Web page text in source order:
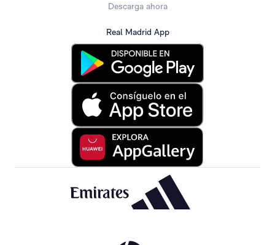
Descarga ahora
Real Madrid App